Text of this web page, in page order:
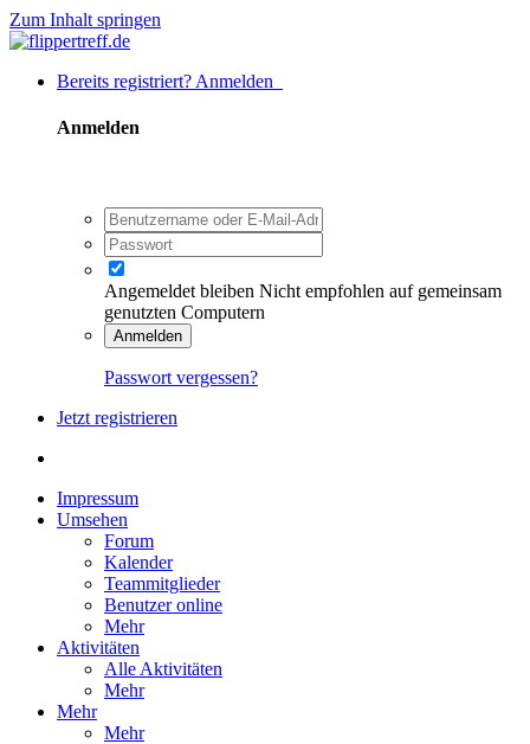
Zum Inhalt springen
Bereits registriert? Anmelden
Anmelden
Angemeldet bleiben Nicht empfohlen auf gemeinsam
genutzten Computern
Anmelden
Passwort vergessen?
Jetzt registrieren
Impressum
Umsehen
Forum
Kalender
Teammitglieder
Benutzer online
Mehr
Aktivitäten
Alle Aktivitäten
Mehr
Mehr
Mehr